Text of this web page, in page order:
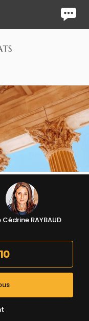
Cédrine RAYBAUD